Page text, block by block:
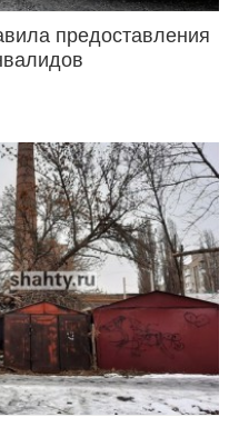
предоставления